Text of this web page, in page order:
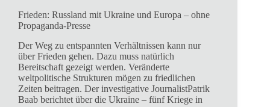
Frieden: Russland mit Ukraine und Europa – ohne
Propaganda-Presse
Der Weg zu entspannten Verhältnissen kann nur
über Frieden gehen. Dazu muss natürlich
Bereitschaft gezeigt werden. Veränderte
weltpolitische Strukturen mögen zu friedlichen
Zeiten beitragen. Der investigative JournalistPatrik
Baab berichtet über die Ukraine – fünf Kriege in